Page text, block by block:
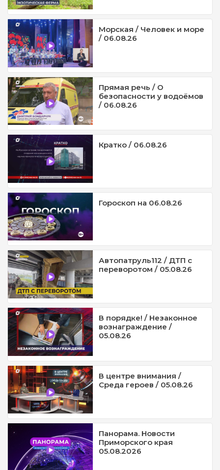
Морская / Человек и море
/ 06.08.26
Прямая речь / О
безопасности у водоёмов
/ 06.08.26
Кратко / 06.08.26
Гороскоп на 06.08.26
Автопатруль112 / ДТП с
переворотом / 05.08.26
В порядке! / Незаконное
вознаграждение /
05.08.26
В центре внимания /
Среда героев / 05.08.26
Панорама. Новости
Приморского края
05.08.2026